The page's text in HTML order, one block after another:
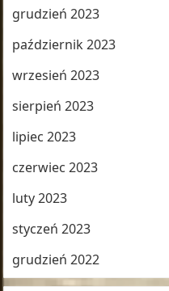
grudzień 2023
październik 2023
wrzesień 2023
sierpień 2023
lipiec 2023
czerwiec 2023
luty 2023
styczeń 2023
grudzień 2022